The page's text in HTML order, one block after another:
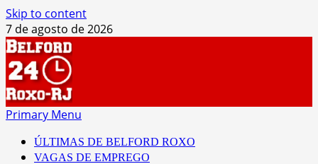
Skip to content
7 de agosto de 2026
Primary Menu
ÚLTIMAS DE BELFORD ROXO
VAGAS DE EMPREGO